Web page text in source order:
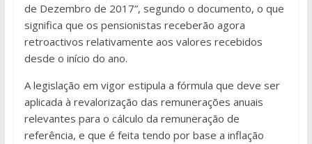
de Dezembro de 2017”, segundo o documento, o que
significa que os pensionistas receberão agora
retroactivos relativamente aos valores recebidos
desde o início do ano.
A legislação em vigor estipula a fórmula que deve ser
aplicada à revalorização das remunerações anuais
relevantes para o cálculo da remuneração de
referência, e que é feita tendo por base a inflação